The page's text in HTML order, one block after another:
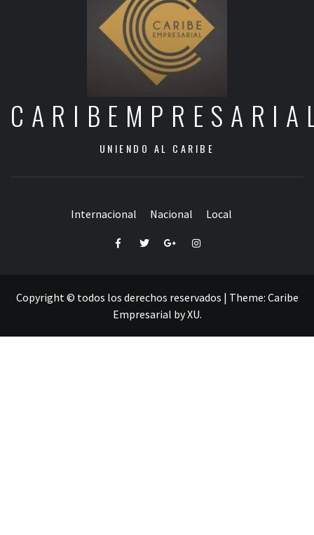
UNIENDO AL CARIBE
Internacional Nacional Local
FacebookTwitterGoogle+Instagram
Copyright © todos los derechos reservados | Theme: Caribe
Empresarial byXU.